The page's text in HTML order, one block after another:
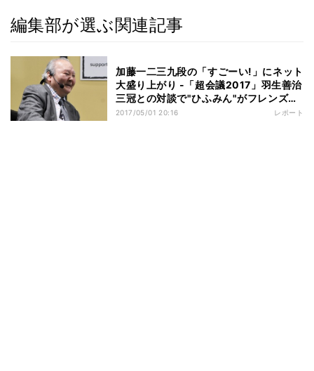
編集部が選ぶ関連記事
加藤一二三九段の「すごーい!」にネット
大盛り上がり -「超会議2017」羽生善治
三冠との対談で"ひふみん"がフレンズ
に!?
2017/05/01 20:16 レポート